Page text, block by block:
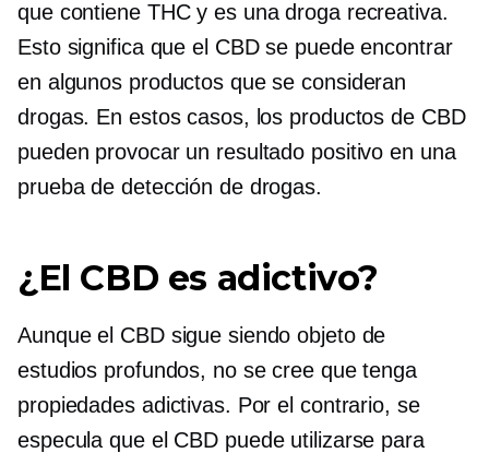
que contiene THC y es una droga recreativa.
Esto significa que el CBD se puede encontrar
en algunos productos que se consideran
drogas. En estos casos, los productos de CBD
pueden provocar un resultado positivo en una
prueba de detección de drogas.
¿El CBD es adictivo?
Aunque el CBD sigue siendo objeto de
estudios profundos, no se cree que tenga
propiedades adictivas. Por el contrario, se
especula que el CBD puede utilizarse para